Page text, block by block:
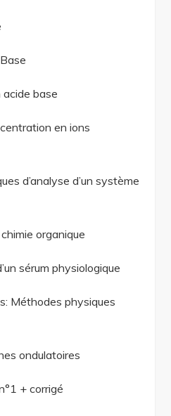
base
en ions
d’analyse d’un système
organique
sérum physiologique
Méthodes physiques
ondulatoires
+ corrigé